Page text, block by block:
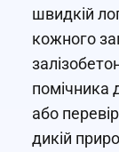
швидкій
кожного
помічника
або
дикій